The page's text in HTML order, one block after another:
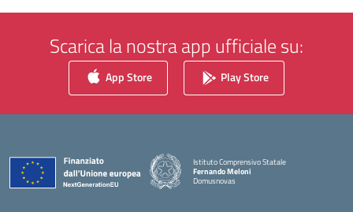
Scarica la nostra app ufficiale su:
App Store Play Store
Istituto Comprensivo Statale
Fernando Meloni
Domusnovas